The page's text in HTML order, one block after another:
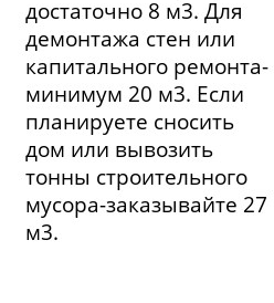
достаточно 8 м3. Для
демонтажа стен или
капитального ремонта-
минимум 20 м3. Если
планируете сносить
дом или вывозить
тонны строительного
мусора-заказывайте 27
м3.